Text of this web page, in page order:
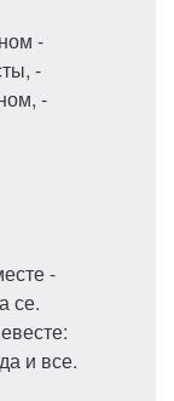
-
-
-
-
се.
и все.